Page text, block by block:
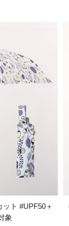
ト #UPF50＋
象